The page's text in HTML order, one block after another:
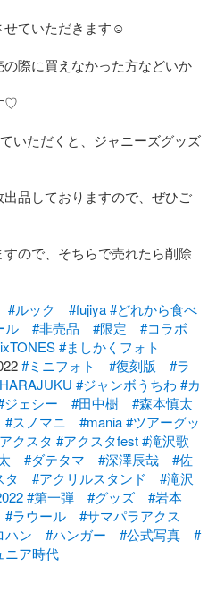
せていただきます☺︎
際に買えなかった方などいか
♡
いただくと、ジャニーズグッズ
品しておりますので、ぜひご
ので、そちらで売れたら削除
#ルック #fujiya#どれから食べ
ル #非売品 #限定
#コラボ
#ましかくフォト
#ミニフォト #復刻版
#ラ
#ジャンボうちわ #カ
ジェシー #田中樹
#森本慎太
#スノマニ #mania#ツアーグッ
クスタ #アクスタfest#滝沢歌
#ダテタマ #深澤辰哉
#佐
タ #アクリルスタンド
#滝沢
#第一弾 #グッズ
#岩本
#ラウール
#サマパラアクス
ハン #ハンガー #公式写真
#
ニア時代